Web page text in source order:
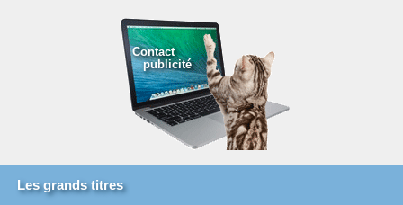
Contact
publicité
Les grands titres